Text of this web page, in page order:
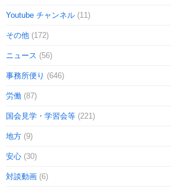
Youtube チャンネル (11)
その他 (172)
ニュース (56)
事務所便り (646)
労働 (87)
国会見学・学習会等 (221)
地方 (9)
安心 (30)
対談動画 (6)